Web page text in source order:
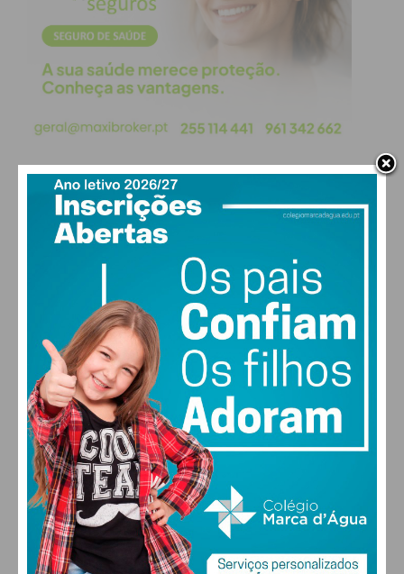
PAÇOS DE FERREIRA
°
93% humidade
vento: 0m/s E
MAX 19 • MIN 17
26°
DOM
28
SEG
30°
TER
31 °
QUA
ALTERAR